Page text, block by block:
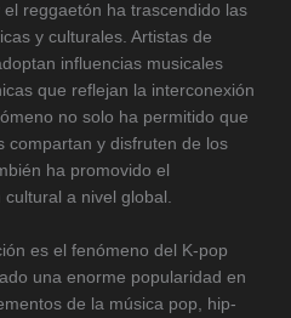
reggaetón ha trascendido las
y culturales. Artistas de
influencias musicales
que reflejan la interconexión
no solo ha permitido que
compartan y disfruten de los
ha promovido el
a nivel global.
es el fenómeno del K-pop
una enorme popularidad en
de la música pop, hip-